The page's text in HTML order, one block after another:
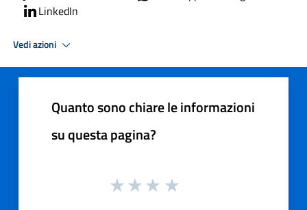
LinkedIn
Vedi azioni
Quanto sono chiare le informazioni
su questa pagina?